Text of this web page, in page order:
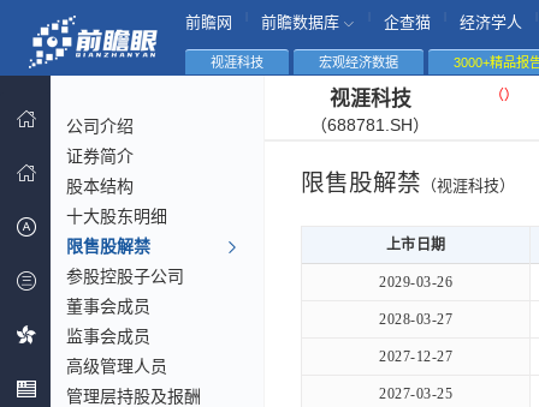
前瞻网 前瞻数据库 企查猫 经济学人
视涯科技 宏观经济数据 3000+精品报
公司介绍
证券简介
股本结构
十大股东明细
限售股解禁
参股控股子公司
董事会成员
监事会成员
高级管理人员
管理层持股及报酬
视涯科技
（688781.SH）
（）
限售股解禁 （视涯科技）
上市日期
2029-03-26
2028-03-27
2027-12-27
2027-03-25